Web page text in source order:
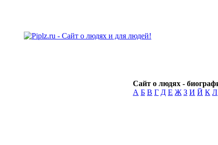
Сайт о людях -
А Б В Г Д Е Ж З И Й К Л